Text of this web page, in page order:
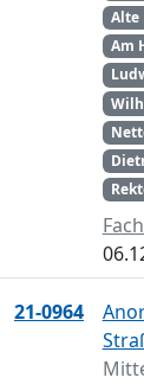
Alte
Am
21-0964